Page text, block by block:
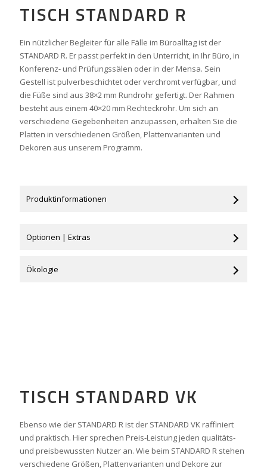
TISCH STANDARD R
Ein nützlicher Begleiter für alle Fälle im Büroalltag ist der
STANDARD R. Er passt perfekt in den Unterricht, in Ihr Büro, in
Konferenz- und Prüfungssälen oder in der Mensa. Sein
Gestell ist pulverbeschichtet oder verchromt verfügbar, und
die Füße sind aus 38×2 mm Rundrohr gefertigt. Der Rahmen
besteht aus einem 40×20 mm Rechteckrohr. Um sich an
verschiedene Gegebenheiten anzupassen, erhalten Sie die
Platten in verschiedenen Größen, Plattenvarianten und
Dekoren aus unserem Programm.
Produktinformationen
Optionen | Extras
Ökologie
TISCH STANDARD VK
Ebenso wie der STANDARD R ist der STANDARD VK raffiniert
und praktisch. Hier sprechen Preis-Leistung jeden qualitäts-
und preisbewussten Nutzer an. Wie beim STANDARD R stehen
verschiedene Größen, Plattenvarianten und Dekore zur